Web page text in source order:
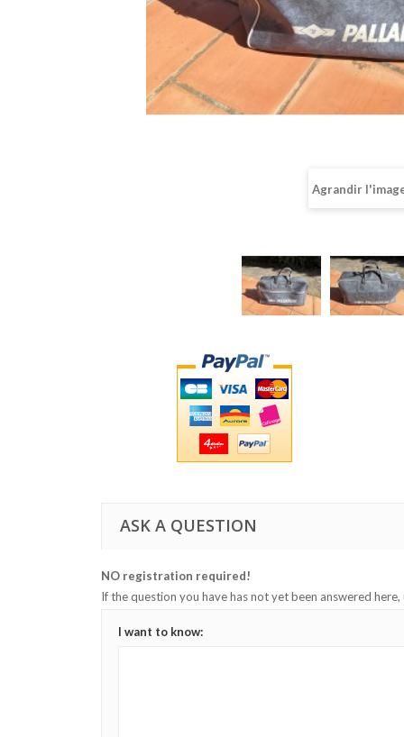
Agrandir
ASK A QUESTION
NO registration required!
If the question you have has not yet been answered
I want to know: